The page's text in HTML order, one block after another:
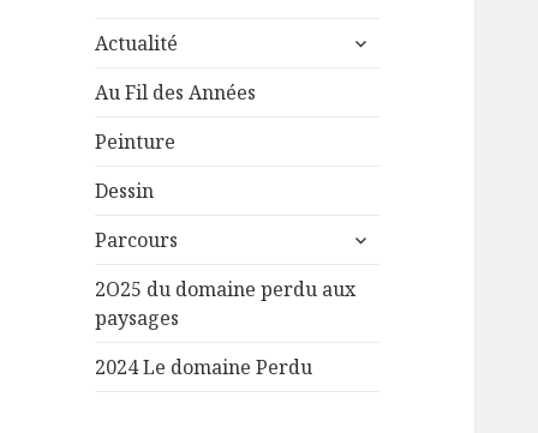
Actualité
ouvrir
Au Fil des Années
Peinture
Dessin
Parcours
ouvrir
sous-
2O25 du domaine perdu aux
paysages
2024 Le domaine Perdu